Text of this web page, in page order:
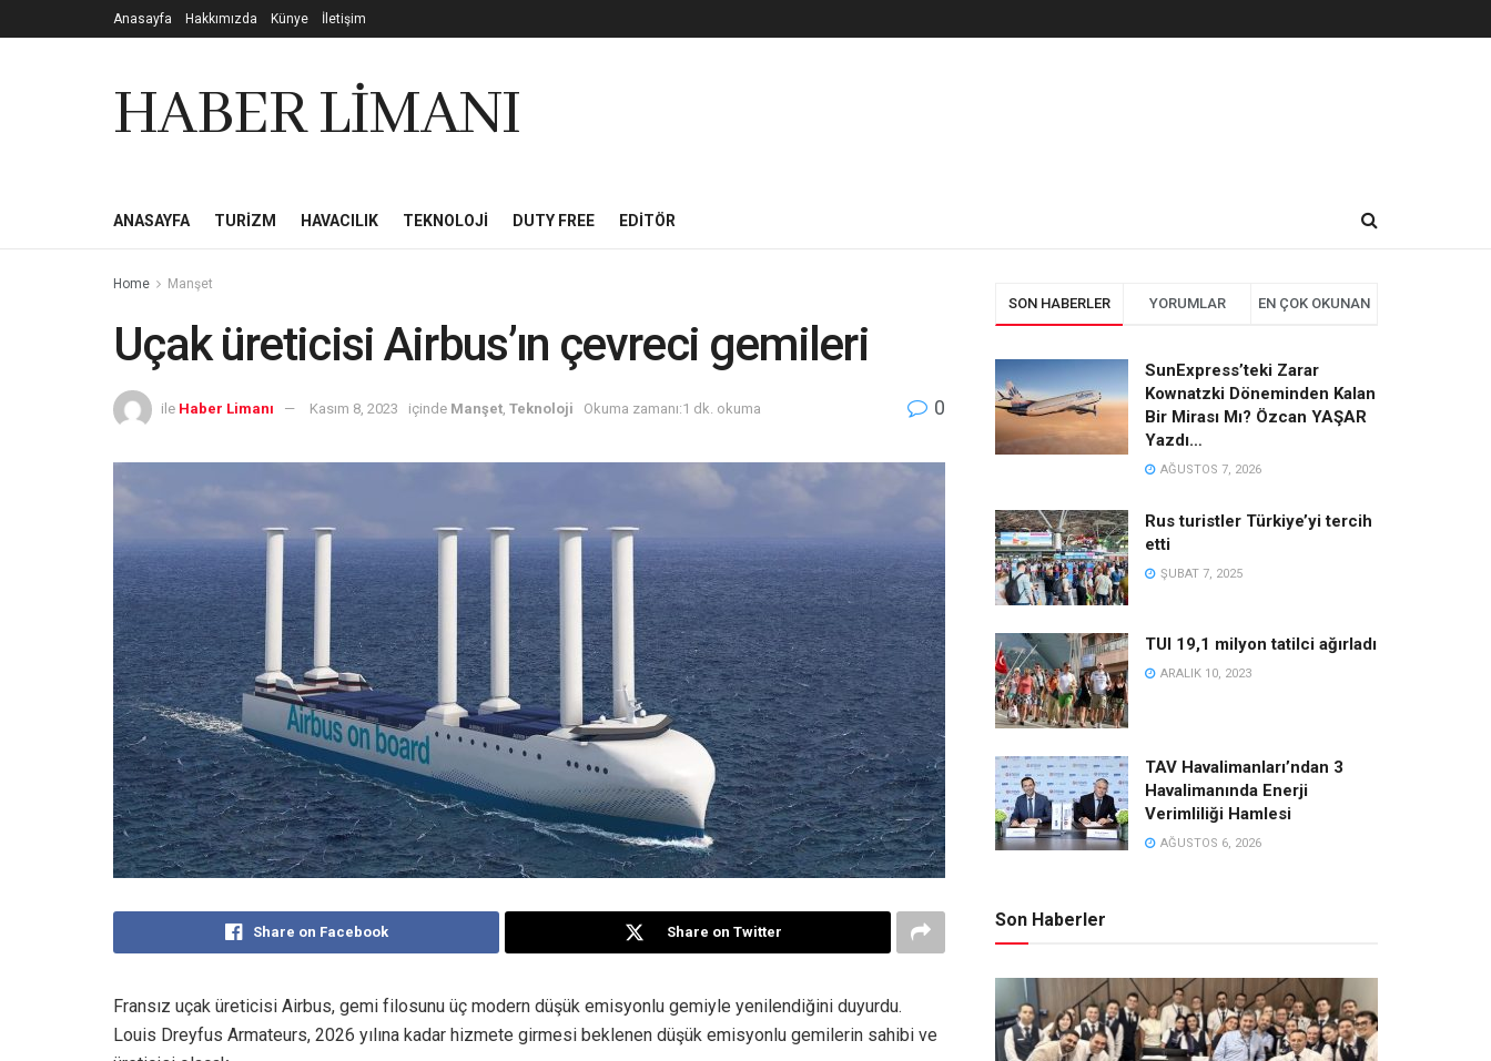
Anasayfa Hakkımızda Künye İletişim
HABER LİMANI
ANASAYFA TURIZM HAVACILIK TEKNOLOJI DUTY FREE EDITÖR
Home Manşet
Uçak üreticisi Airbus’ın çevreci gemileri
ile Haber Limanı Kasım 8, 2023 içinde Manşet Teknoloji Okuma zamanı:1 dk. okuma 0
Share on Facebook Share on Twitter
Fransız uçak üreticisi Airbus, gemi filosunu üç modern düşük emisyonlu gemiyle yenilendiğini duyurdu.
Louis Dreyfus Armateurs, 2026 yılına kadar hizmete girmesi beklenen düşük emisyonlu gemilerin sahibi ve
SON HABERLER YORUMLAR EN ÇOK OKUNAN
SunExpress’teki Zarar
Kownatzki Döneminden Kalan
Bir Mirası Mı? Özcan YAŞAR
Yazdı…
AĞUSTOS 7, 2026
Rus turistler Türkiye’yi tercih
etti
ŞUBAT 7, 2025
TUI 19,1 milyon tatilci ağırladı
ARALIK 10, 2023
TAV Havalimanları’ndan 3
Havalimanında Enerji
Verimliliği Hamlesi
AĞUSTOS 6, 2026
Son Haberler